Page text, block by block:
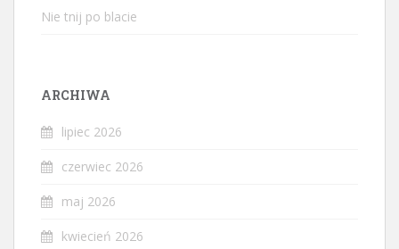
Nie tnij po blacie
ARCHIWA
lipiec 2026
czerwiec 2026
maj 2026
kwiecień 2026